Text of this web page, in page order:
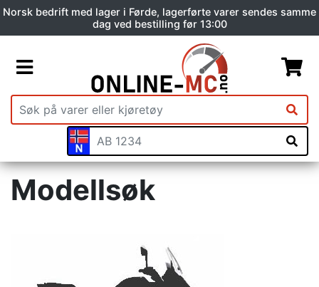
Norsk bedrift med lager i Førde, lagerførte varer sendes samme
dag ved bestilling før 13:00
Modellsøk